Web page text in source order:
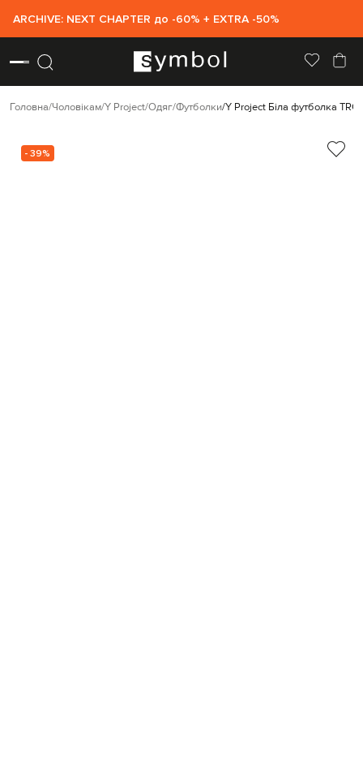
ARCHIVE: NEXT CHAPTER до -60% + EXTRA -50%
Головна Чоловікам Y Project Одяг Футболки Y Project Біла футболка
- 39%